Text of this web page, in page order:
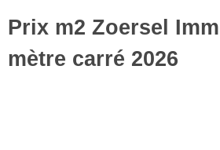
Prix m2 Zoersel
mètre carré 2026